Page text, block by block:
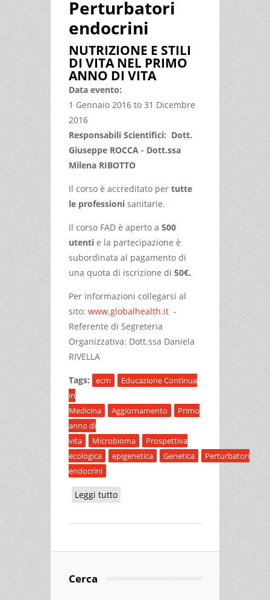
Perturbatori
endocrini
NUTRIZIONE E STILI
DI VITA NEL PRIMO
ANNO DI VITA
Data evento:
1 Gennaio 2016 to 31 Dicembre
2016
Responsabili Scientifici: Dott.
Giuseppe ROCCA - Dott.ssa
Milena RIBOTTO
Il corso è accreditato per tutte
le professioni sanitarie.
Il corso FAD è aperto a 500
utenti e la partecipazione è
subordinata al pagamento di
una quota di iscrizione di 50€.
Per informazioni collegarsi al
sito: www.globalhealth.it -
Referente di Segreteria
Organizzativa: Dott.ssa Daniela
RIVELLA
Tags: ecm
Educazione Continua
in
Medicina
Aggiornamento
Primo
anno di
vita
Microbioma
Prospettiva
ecologica
epigenetica Genetica
Perturbatori
endocrini
Leggi tutto
Cerca